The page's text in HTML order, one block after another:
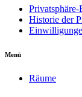
Privatsphäre-
Historie der
Menü
Räume